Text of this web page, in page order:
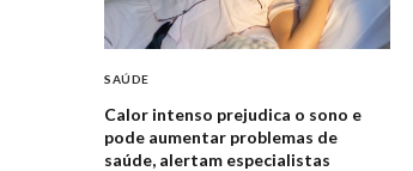
SAÚDE
Calor intenso prejudica o sono e
pode aumentar problemas de
saúde, alertam especialistas